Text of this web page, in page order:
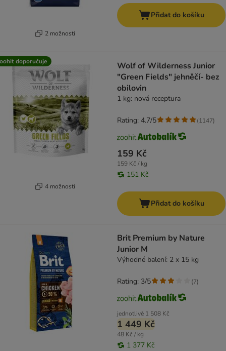
2 možností
Přidat do košíku
doporučuje
4 možností
Wolf of Wilderness Junior
"Green Fields" jehněčí- bez
obilovin
1 kg: nová receptura
159 Kč
159 Kč / kg
151 Kč
Rating: 4.7/5 (1147)
Přidat do košíku
Brit Premium by Nature
Junior M
Výhodné balení: 2 x 15 kg
jednotlivě 1 508 Kč
1 449 Kč
48 Kč / kg
1 377 Kč
Rating: 3/5 (7)